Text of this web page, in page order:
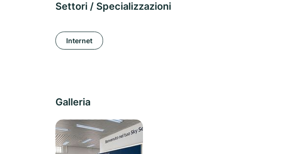
Settori / Specializzazioni
Internet
Galleria